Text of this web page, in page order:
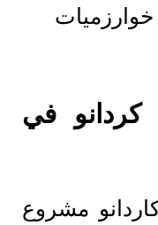
كردانو في
مشروع